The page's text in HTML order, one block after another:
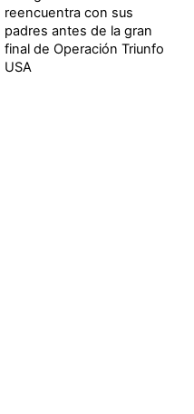
reencuentra con sus
padres antes de la gran
final de Operación Triunfo
USA